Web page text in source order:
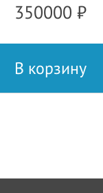
350000 ₽
В корзину